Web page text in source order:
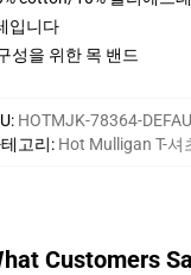
입니다
성을 위한 목 밴드
: HOTMJK-78364-
고리: Hot Mulligan T-셔
Customers